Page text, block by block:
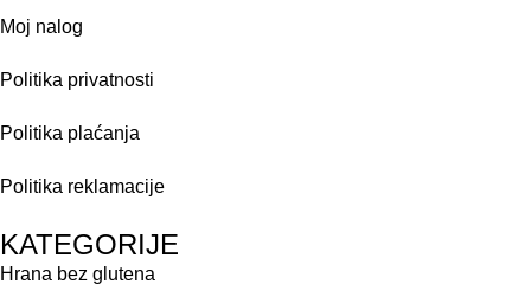
Moj nalog
Politika privatnosti
Politika plaćanja
Politika reklamacije
KATEGORIJE
Hrana bez glutena